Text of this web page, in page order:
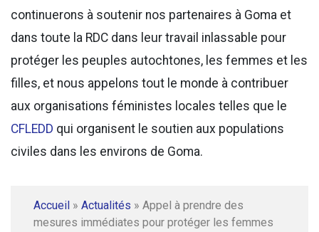
continuerons à soutenir nos partenaires à Goma et
dans toute la RDC dans leur travail inlassable pour
protéger les peuples autochtones, les femmes et les
filles, et nous appelons tout le monde à contribuer
aux organisations féministes locales telles que le
CFLEDD qui organisent le soutien aux populations
civiles dans les environs de Goma.
Accueil » Actualités » Appel à prendre des
mesures immédiates pour protéger les femmes